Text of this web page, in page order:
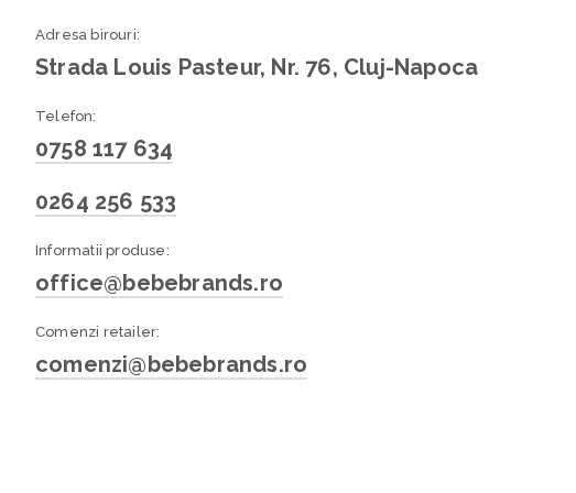
Adresa birouri:
Strada Louis Pasteur, Nr. 76, Cluj-Napoca
Telefon:
0758 117 634
0264 256 533
Informatii produse:
office@bebebrands.ro
Comenzi retailer:
comenzi@bebebrands.ro